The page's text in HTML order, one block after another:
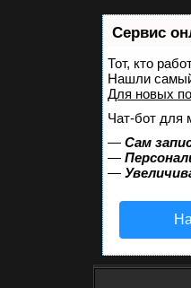
Сервис
Тот, кто
Нашли
Для новых
Чат-бот для
— Сам
—
—